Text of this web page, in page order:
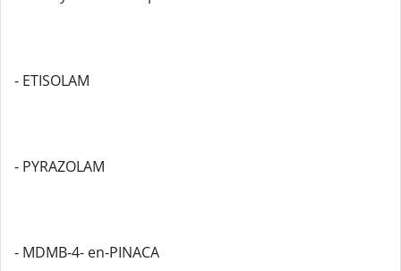
- ETISOLAM
- PYRAZOLAM
- MDMB-4- en-PINACA